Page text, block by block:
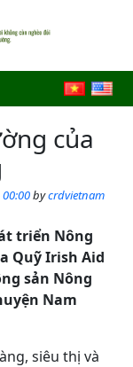
của
bycrdvietnam
triển Nông
Quỹ Irish Aid
sản Nông
Nam
siêu thị và